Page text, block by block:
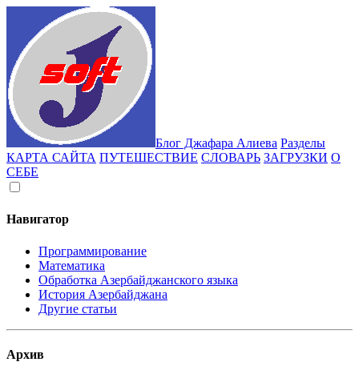
Блог Джафара Алиева Разделы
КАРТА САЙТА ПУТЕШЕСТВИЕ СЛОВАРЬ ЗАГРУЗКИ О
СЕБЕ
Навигатор
Программирование
Математика
Обработка Азербайджанского языка
История Азербайджана
Другие статьи
Архив